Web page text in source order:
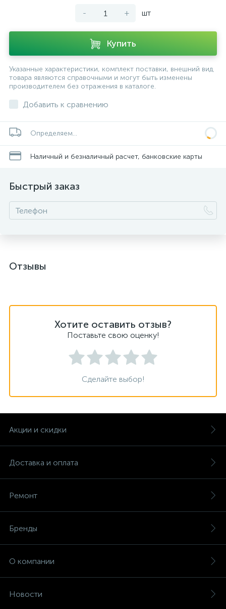
- + шт
Купить
Указанные характеристики, комплект поставки, внешний вид
товара являются справочными и могут быть изменены
производителем без отражения в каталоге.
Добавить к сравнению
Определяем...
Наличный и безналичный расчет, банковские карты
Быстрый заказ
Отзывы
Хотите оставить отзыв?
Поставьте свою оценку!
Сделайте выбор!
Акции и скидки
Доставка и оплата
Ремонт
Бренды
О компании
Новости